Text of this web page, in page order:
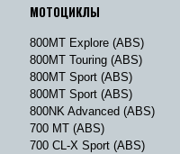
МОТОЦИКЛЫ
800MT Explore (ABS)
800MT Touring (ABS)
800MT Sport (ABS)
800MT Sport (ABS)
800NK Advanced (ABS)
700 MT (ABS)
700 CL-X Sport (ABS)